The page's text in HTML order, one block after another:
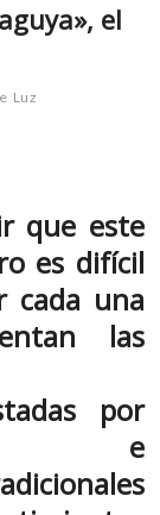
g
k
e
v
o
el
Luz
que este
es difícil
cada una
las
por
e